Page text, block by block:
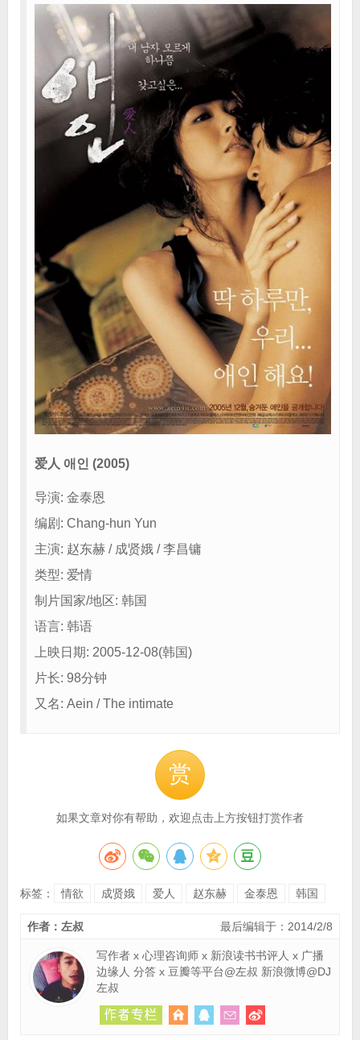
爱人 애인 (2005)
导演: 金泰恩
编剧: Chang-hun Yun
主演: 赵东赫 / 成贤娥 / 李昌镛
类型: 爱情
制片国家/地区: 韩国
语言: 韩语
上映日期: 2005-12-08(韩国)
片长: 98分钟
又名: Aein / The intimate
赏
如果文章对你有帮助，欢迎点击上方按钮打赏作者
标签： 情欲 成贤娥 爱人 赵东赫 金泰恩 韩国
最后编辑于：2014/2/8
作者：左叔
写作者 x 心理咨询师 x 新浪读书书评人 x 广播
边缘人 分答 x 豆瓣等平台@左叔 新浪微博@DJ
左叔